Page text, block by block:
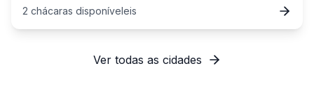
2 chácaras disponíveleis
Ver todas as cidades